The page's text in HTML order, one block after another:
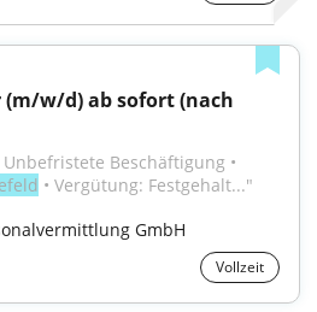
w/d) ab sofort (nach
Beschäftigung •
• Vergütung: Festgehalt..."
GmbH
Vollzeit